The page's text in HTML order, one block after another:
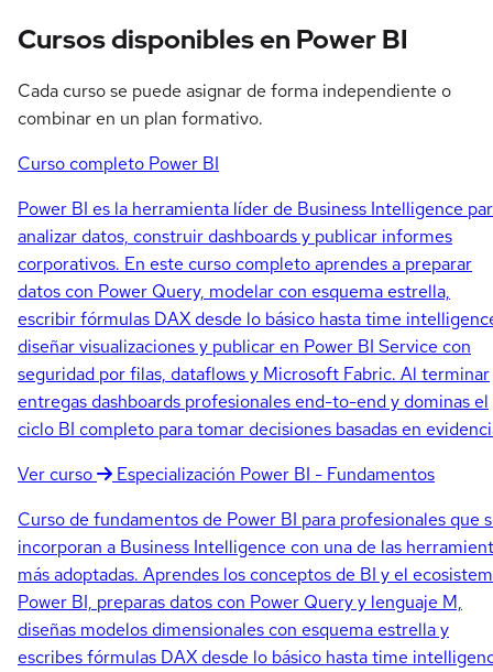
Cursos disponibles en Power BI
Cada curso se puede asignar de forma independiente o
combinar en un plan formativo.
Curso completo Power BI
Power BI es la herramienta líder de Business Intelligence
analizar datos, construir dashboards y publicar informes
corporativos. En este curso completo aprendes a preparar
datos con Power Query, modelar con esquema estrella,
escribir fórmulas DAX desde lo básico hasta time
diseñar visualizaciones y publicar en Power BI Service con
seguridad por filas, dataflows y Microsoft Fabric. Al terminar
entregas dashboards profesionales end-to-end y dominas el
ciclo BI completo para tomar decisiones basadas en
Ver curso
Especialización Power BI - Fundamentos
Curso de fundamentos de Power BI para profesionales que
incorporan a Business Intelligence con una de las
más adoptadas. Aprendes los conceptos de BI y el
Power BI, preparas datos con Power Query y lenguaje M,
diseñas modelos dimensionales con esquema estrella y
escribes fórmulas DAX desde lo básico hasta time